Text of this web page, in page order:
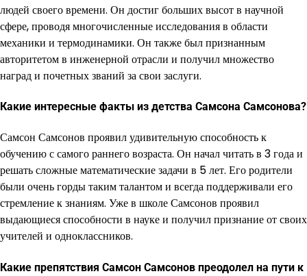
людей своего времени. Он достиг больших высот в научной
сфере, проводя многочисленные исследования в области
механики и термодинамики. Он также был признанным
авторитетом в инженерной отрасли и получил множество
наград и почетных званий за свои заслуги.
Какие интересные факты из детства Самсона Самсонова?
Самсон Самсонов проявил удивительную способность к
обучению с самого раннего возраста. Он начал читать в 3 года и
решать сложные математические задачи в 5 лет. Его родители
были очень горды таким талантом и всегда поддерживали его
стремление к знаниям. Уже в школе Самсонов проявил
выдающиеся способности в науке и получил признание от своих
учителей и одноклассников.
Какие препятствия Самсон Самсонов преодолел на пути к